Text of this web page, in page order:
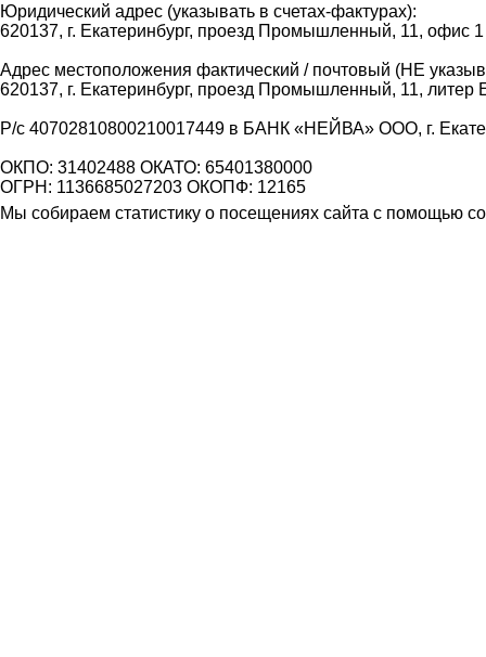
Юридический адрес (указывать в счетах-фактурах):
620137, г. Екатеринбург, проезд Промышленный, 11, офис 1
Адрес местоположения фактический / почтовый (НЕ
620137, г. Екатеринбург, проезд Промышленный, 11, литер
Р/с 40702810800210017449 в БАНК «НЕЙВА» ООО, г.
ОКПО: 31402488 ОКАТО: 65401380000
ОГРН: 1136685027203 ОКОПФ: 12165
Мы собираем статистику о посещениях сайта с помощью